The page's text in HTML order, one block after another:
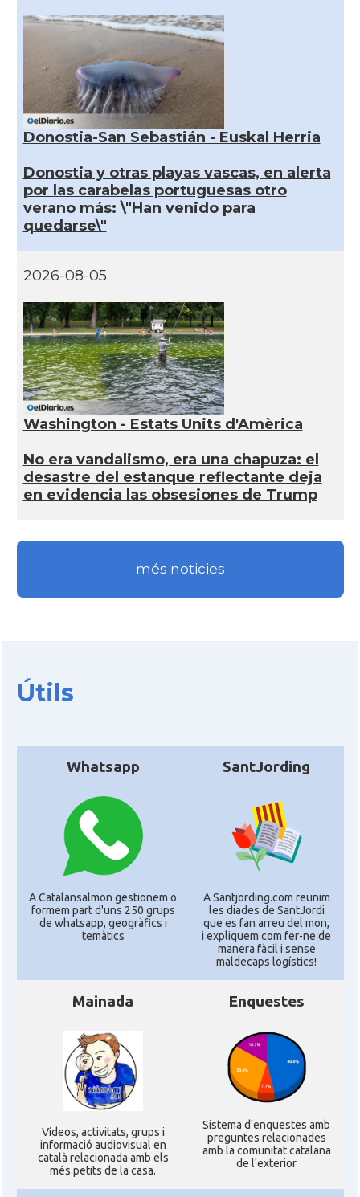
Donostia-San Sebastián - Euskal Herria
Donostia y otras playas vascas, en alerta
por las carabelas portuguesas otro
verano más: \"Han venido para
quedarse\"
2026-08-05
Washington - Estats Units d'Amèrica
No era vandalismo, era una chapuza: el
desastre del estanque reflectante deja
en evidencia las obsesiones de Trump
més noticies
Útils
Whatsapp
A Catalansalmon gestionem o
formem part d'uns 250 grups
de whatsapp, geogràfics i
temàtics
SantJording
A Santjording.com reunim
les diades de SantJordi
que es fan arreu del mon,
i expliquem com fer-ne de
manera fàcil i sense
maldecaps logí­stics!
Mainada
Ví­deos, activitats, grups i
informació audiovisual en
català relacionada amb els
més petits de la casa.
Enquestes
Sistema d'enquestes amb
preguntes relacionades
amb la comunitat catalana
de l'exterior